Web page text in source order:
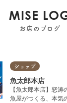
MISE
お店のブログ
ショップ
魚太郎本店
【魚太郎本店】怒
魚屋がつくる、本気